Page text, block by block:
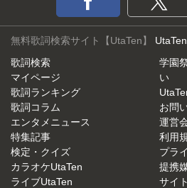
無料歌詞検索サイト【UtaTen】
歌詞検索
マイページ
歌詞ランキング
歌詞コラム
エンタメニュース
特集記事
検定・クイズ
カラオケUtaTen
ライブUtaTen
学園
い
お問
運営
利用
プラ
提携
サイ